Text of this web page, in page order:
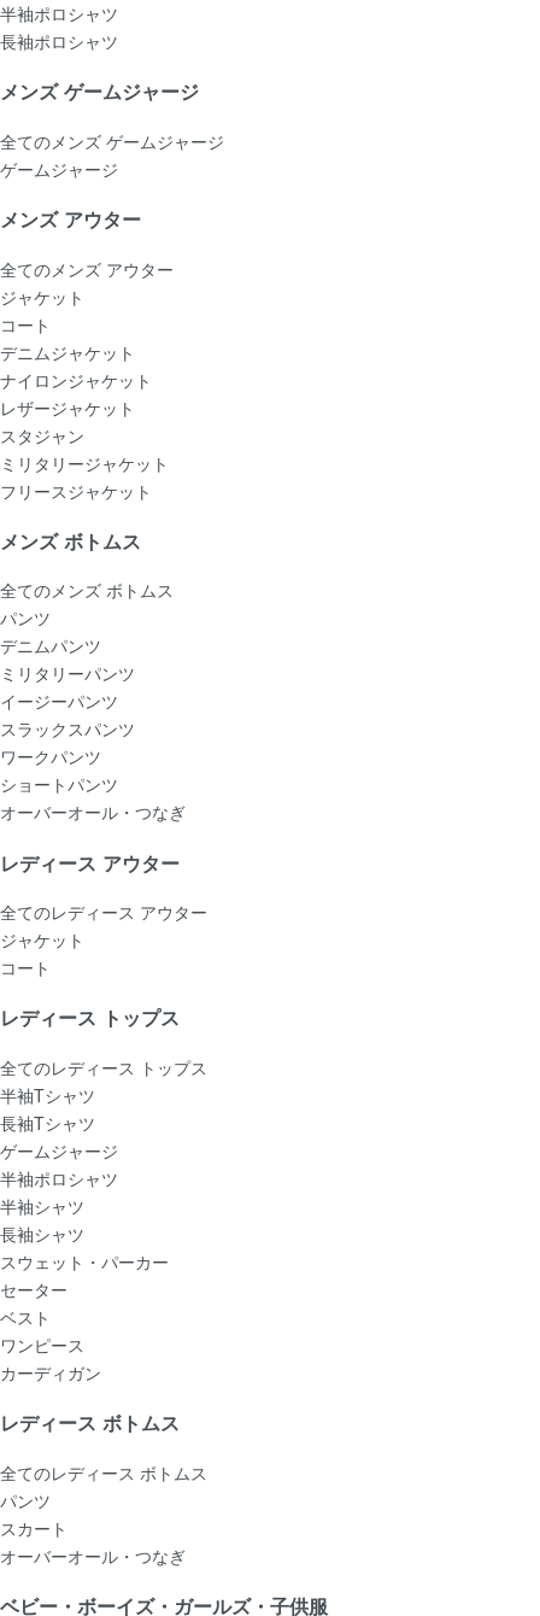
半袖ポロシャツ
長袖ポロシャツ
メンズ ゲームジャージ
全てのメンズ ゲームジャージ
ゲームジャージ
メンズ アウター
全てのメンズ アウター
ジャケット
コート
デニムジャケット
ナイロンジャケット
レザージャケット
スタジャン
ミリタリージャケット
フリースジャケット
メンズ ボトムス
全てのメンズ ボトムス
パンツ
デニムパンツ
ミリタリーパンツ
イージーパンツ
スラックスパンツ
ワークパンツ
ショートパンツ
オーバーオール・つなぎ
レディース アウター
全てのレディース アウター
ジャケット
コート
レディース トップス
全てのレディース トップス
半袖Tシャツ
長袖Tシャツ
ゲームジャージ
半袖ポロシャツ
半袖シャツ
長袖シャツ
スウェット・パーカー
セーター
ベスト
ワンピース
カーディガン
レディース ボトムス
全てのレディース ボトムス
パンツ
スカート
オーバーオール・つなぎ
ベビー・ボーイズ・ガールズ・子供服